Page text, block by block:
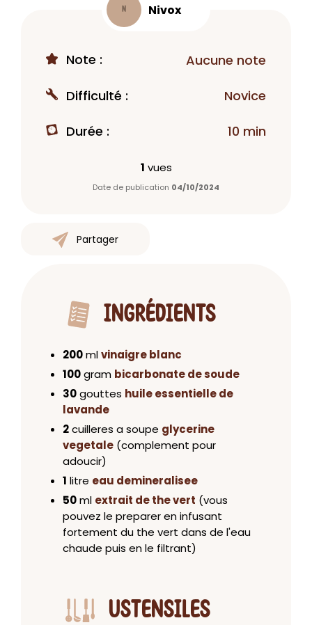
N Nivox
Note : Aucune note
Difficulté : Novice
Durée : 10 min
1 vues
Date de publication 04/10/2024
Partager
INGRÉDIENTS
200mlvinaigre blanc
100gram bicarbonate de soude
30gouttes huile essentielle de
lavande
2cuilleres a soupe glycerine
vegetale (complement pour
adoucir)
1 litre eau demineralisee
50ml extrait de the vert (vous
pouvez le preparer en infusant
fortement du the vert dans de l'eau
chaude puis en le filtrant)
USTENSILES